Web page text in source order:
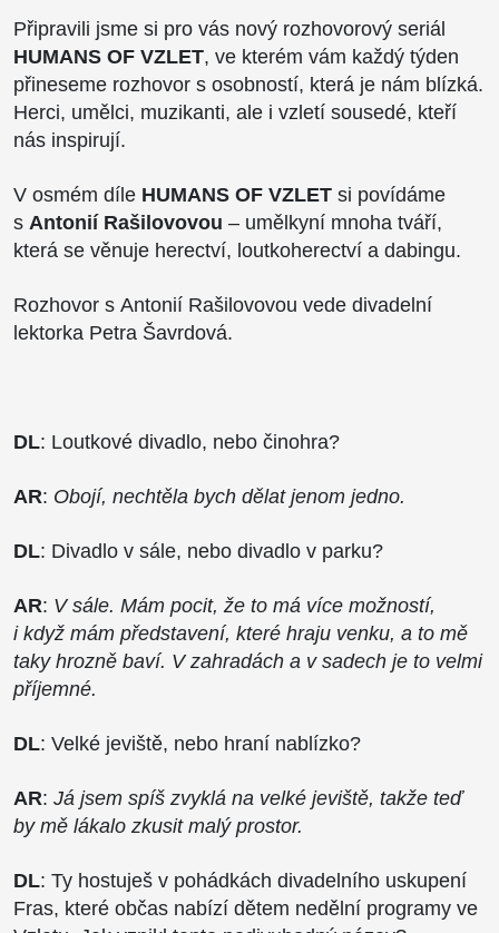
Připravili jsme si pro vás nový rozhovorový seriál
HUMANS OF VZLET, ve kterém vám každý týden
přineseme rozhovor s osobností, která je nám blízká.
Herci, umělci, muzikanti, ale i vzletí sousedé, kteří
nás inspirují.
V osmém díle HUMANS OF VZLET si povídáme
s Antonií Rašilovovou – umělkyní mnoha tváří,
která se věnuje herectví, loutkoherectví a dabingu.
Rozhovor s Antonií Rašilovovou vede divadelní
lektorka Petra Šavrdová.
DL: Loutkové divadlo, nebo činohra?
AR: Obojí, nechtěla bych dělat jenom jedno.
DL: Divadlo v sále, nebo divadlo v parku?
AR: V sále. Mám pocit, že to má více možností,
i když mám představení, které hraju venku, a to mě
taky hrozně baví. V zahradách a v sadech je to velmi
příjemné.
DL: Velké jeviště, nebo hraní nablízko?
AR: Já jsem spíš zvyklá na velké jeviště, takže teď
by mě lákalo zkusit malý prostor.
DL: Ty hostuješ v pohádkách divadelního uskupení
Fras, které občas nabízí dětem nedělní programy ve